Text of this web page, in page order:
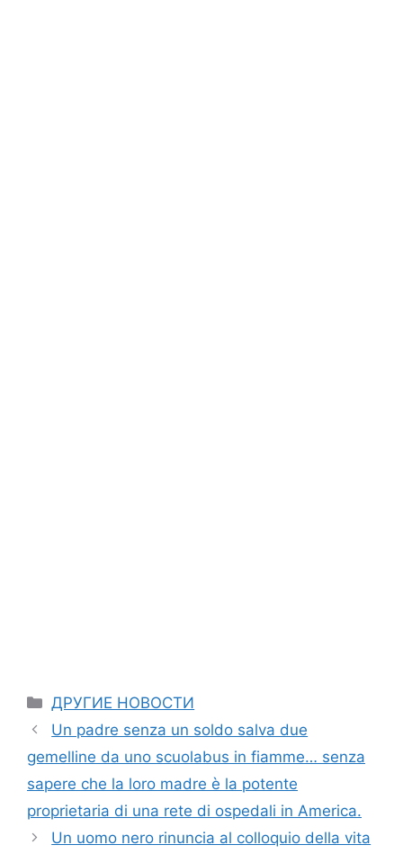
Categories
ДРУГИЕ НОВОСТИ
Un padre senza un soldo salva due
gemelline da uno scuolabus in fiamme… senza
sapere che la loro madre è la potente
proprietaria di una rete di ospedali in America.
Un uomo nero rinuncia al colloquio della vita